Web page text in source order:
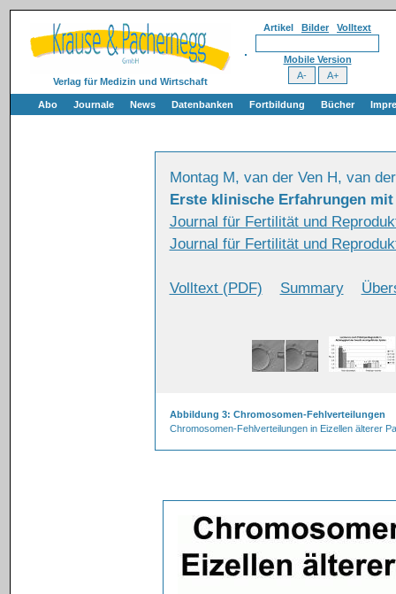
Verlag für Medizin und Wirtschaft
Artikel Bilder Volltext
Mobile Version
Abo Journale News Datenbanken Fortbildung Bücher
Montag M, van der Ven H, van
Erste klinische Erfahrungen
Journal für Fertilität und
Journal für Fertilität und
Volltext (PDF) Summary
Abbildung 3: Chromosomen-Fehlverteilungen
Chromosomen-Fehlverteilungen in Eizellen älterer